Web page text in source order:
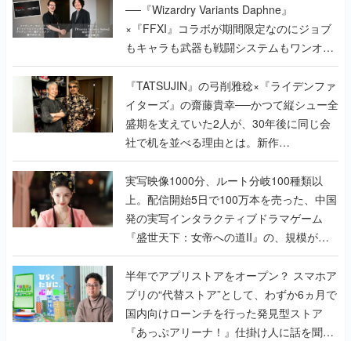
──『Wizardry Variants Daphne』
×『FFXI』コラボが期間限定なのにジョブ
もキャラも武器も戦闘システムもワンオフ
で作り込まれた理由を両ディレクターに聞
く
『TATSUJIN』の弓削雅稔×『ライデンファ
イターズ』の齋藤貴幸──かつて縦シュー全
盛期を支えていた2人が、30年後に同じ会
社で机を並べる理由とは。新作
『TATSUJIN EXTREME』で初タッグを組
んだレジェンド2人に訊く開発秘話
実写映像1000分、ルート分岐100種類以
上。配信開始5日で100万本を売った、中国
発の実写インタラクティブドラマゲーム
『盛世天下：女帝への道II』の、規模が違
うこだわりをプロデューサーに聞いた
半年でアプリストアをオープン？ スマホア
プリの“代替ストア”として、わずか6ヵ月で
国内向けローンチを行った発見型ストア
『あっぷアリーナ！』仕掛け人に話を聞い